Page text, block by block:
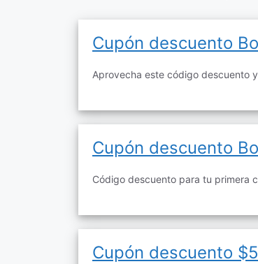
Cupón descuento
Aprovecha este código descuento
Cupón descuento
Código descuento para tu primera
Cupón descuento